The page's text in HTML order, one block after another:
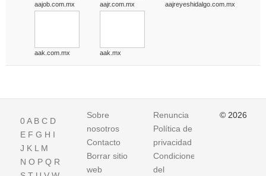
aajob.com.mx aajr.com.mx aajreyeshidalgo.com.mx
aak.com.mx aak.mx
0A B C D
E F G H I
J K L M
N O P Q R
Sobre
nosotros
Contacto
Borrar sitio
web
Renuncia
Política de
privacidad
Condiciones
del
© 2026